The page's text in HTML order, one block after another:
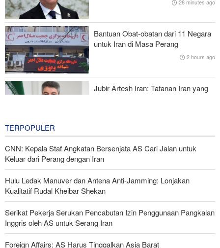
Sama STEM
Mantan Menlu AS: Gedung Putih Trump Mirip Istana Saddam
Saat Kejatuhannya
Pakta Makkah Picu Perdebatan; Turki Disebut Jadi 'Tentara
Bayaran' Saudi
28 minutes ago
Bantuan Obat-obatan dari 11 Negara
untuk Iran di Masa Perang
2 hours ago
Jubir Artesh Iran: Tatanan Iran yang
TERPOPULER
CNN: Kepala Staf Angkatan Bersenjata AS Cari Jalan untuk
Keluar dari Perang dengan Iran
Hulu Ledak Manuver dan Antena Anti-Jamming: Lonjakan
Kualitatif Rudal Kheibar Shekan
Serikat Pekerja Serukan Pencabutan Izin Penggunaan Pangkalan
Inggris oleh AS untuk Serang Iran
Foreign Affairs: AS Harus Tinggalkan Asia Barat